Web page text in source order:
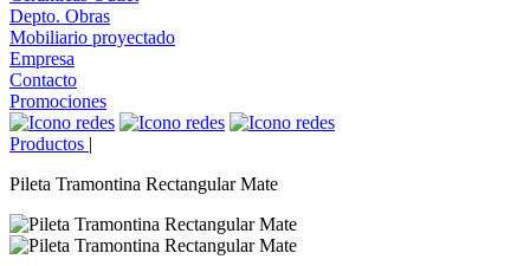
Depto. Obras
Mobiliario proyectado
Empresa
Contacto
Promociones
Productos |
Pileta Tramontina Rectangular Mate